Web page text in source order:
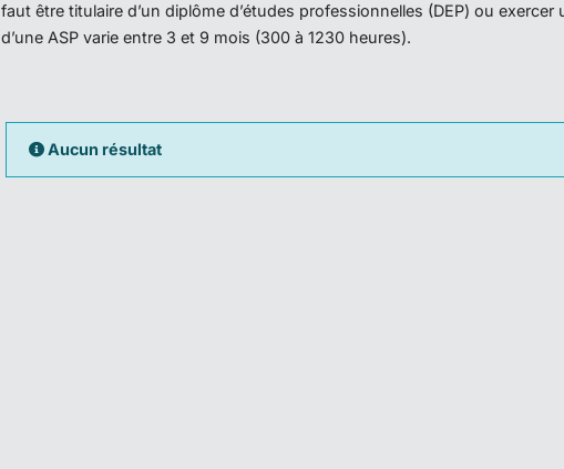
faut être titulaire d’un diplôme d’études professionnelles (DEP) ou
d’une ASP varie entre 3 et 9 mois (300 à 1230 heures).
Aucun résultat